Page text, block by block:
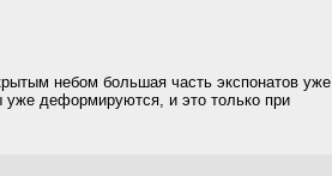
небом большая часть экспонатов уже
уже деформируются, и это только при